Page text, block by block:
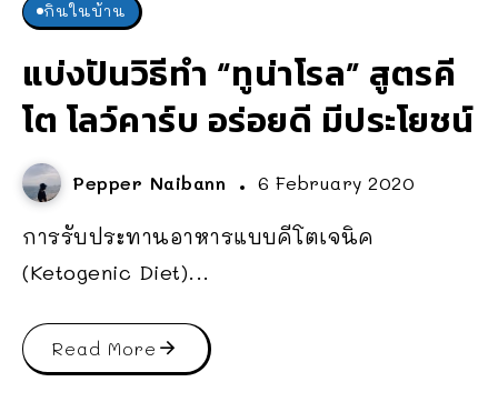
กินในบ้าน
แบ่งปันวิธีทำ “ทูน่าโรล” สูตรคี
โต โลว์คาร์บ อร่อยดี มีประโยชน์
Pepper Naibann 6 February 2020
การรับประทานอาหารแบบคีโตเจนิค
(Ketogenic Diet)...
Read More